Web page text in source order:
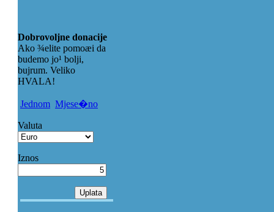
Dobrovoljne donacije
Ako ¾elite pomoæi da
budemo jo¹ bolji,
bujrum. Veliko
HVALA!
Jednom Mjese�no
Valuta
Iznos